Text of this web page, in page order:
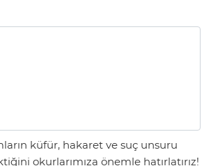
küfür, hakaret ve suç unsuru
okurlarımıza önemle hatırlatırız!